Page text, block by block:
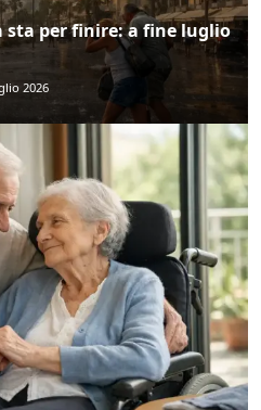
sta per finire: a fine luglio
2026